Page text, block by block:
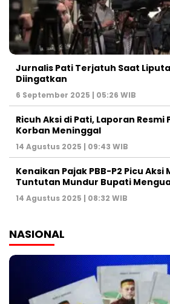
Jurnalis Pati Terjatuh Saat
Diingatkan
6 September 2025 | 05:26 WIB
Ricuh Aksi di Pati, Laporan Resmi
Korban Meninggal
14 Agustus 2025 | 09:43 WIB
Kenaikan Pajak PBB-P2 Picu Aksi
Tuntutan Mundur Bupati
14 Agustus 2025 | 08:32 WIB
NASIONAL